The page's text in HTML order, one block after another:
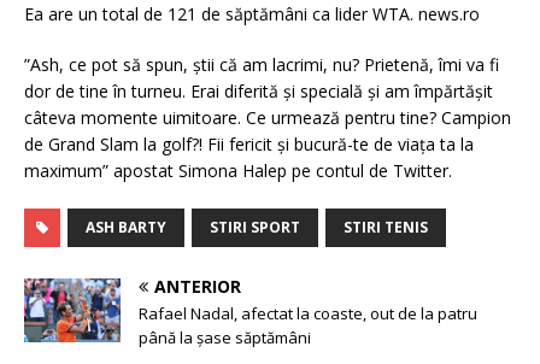
Ea are un total de 121 de săptămâni ca lider WTA. news.ro
”Ash, ce pot să spun, știi că am lacrimi, nu? Prietenă, îmi va fi
dor de tine în turneu. Erai diferită și specială și am împărtășit
câteva momente uimitoare. Ce urmează pentru tine? Campion
de Grand Slam la golf?! Fii fericit și bucură-te de viața ta la
maximum” apostat Simona Halep pe contul de Twitter.
ASH BARTY STIRI SPORT STIRI TENIS
ANTERIOR
Rafael Nadal, afectat la coaste, out de la patru
până la șase săptămâni